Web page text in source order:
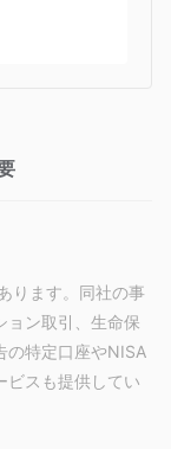
ります。同社の事
ョン取引、生命保
の特定口座やNISA
ビスも提供してい